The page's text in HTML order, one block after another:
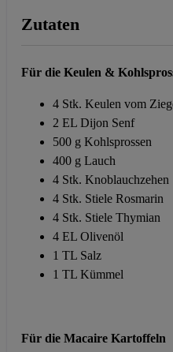
Zutaten
Für die Keulen &
4 Stk. Keulen vom
2 EL Dijon Senf
500 g Kohlsprossen
400 g Lauch
4 Stk. Knoblauchzehen
4 Stk. Stiele Rosmarin
4 Stk. Stiele Thymian
4 EL Olivenöl
1 TL Salz
1 TL Kümmel
Für die Macaire Kartoffeln